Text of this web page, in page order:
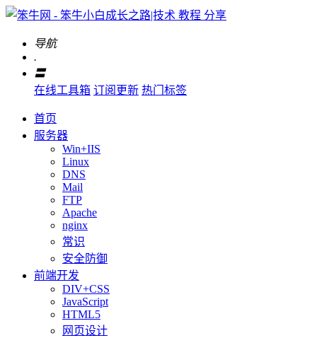
导航
.
〓
在线工具箱 订阅更新 热门标签
首页
服务器
Win+IIS
Linux
DNS
Mail
FTP
Apache
nginx
常识
安全防御
前端开发
DIV+CSS
JavaScript
HTML5
网页设计